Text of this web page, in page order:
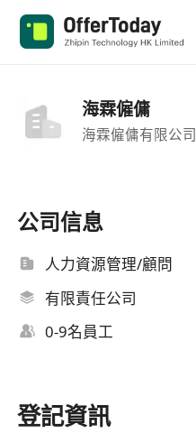
海霖僱傭
海霖僱傭有限公司
公司信息
人力資源管理/顧問
有限責任公司
0-9名員工
登記資訊